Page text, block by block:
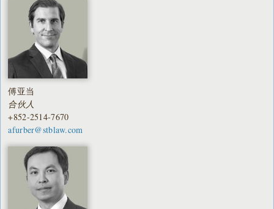
傅亚当
合伙人
+852-2514-7670
afurber@stblaw.com